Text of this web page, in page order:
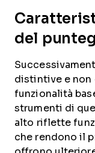
del
distintive e non
funzionalità
strumenti di
alto riflette
che rendono il